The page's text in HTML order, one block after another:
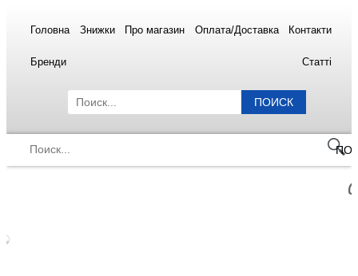
Головна Знижки Про магазин Оплата/Доставка Контакти
Бренди Статті
ПОИСК